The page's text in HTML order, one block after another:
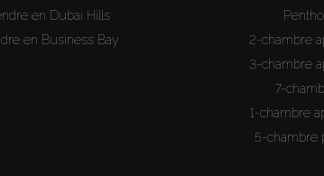
en Dubai Hills
en Business Bay
2-chambre
3-chambre
7-
1-chambre
5-chambre